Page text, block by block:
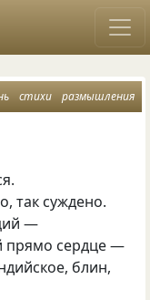
стихи размышления
так суждено.
—
прямо сердце —
блин,